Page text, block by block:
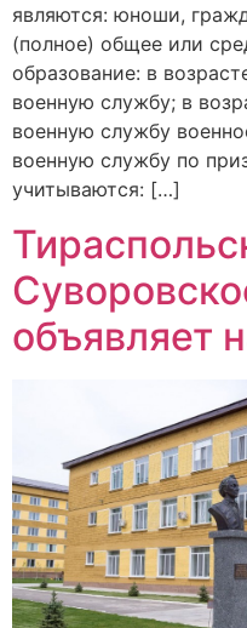
являются: юноши,
(полное) общее или
образование: в
военную службу; в
военную службу
военную службу по
учитываются: […]
объявляет